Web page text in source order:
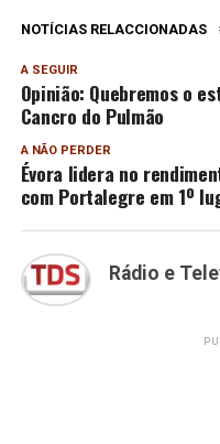
NOTÍCIAS RELACCIONADAS
A SEGUIR
Opinião: Quebremos o
Cancro do Pulmão
A NÃO PERDER
Évora lidera no
com Portalegre em 1º
Rádio e